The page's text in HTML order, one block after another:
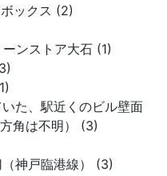
ックス (2)
ンストア大石 (1)
た、駅近くのビル壁面
角は不明） (3)
神戸臨港線） (3)